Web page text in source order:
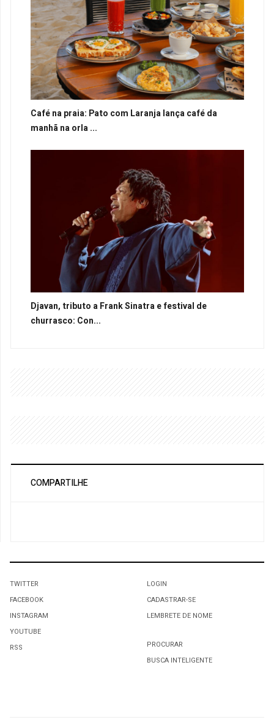
Café na praia: Pato com Laranja lança café da
manhã na orla ...
Djavan, tributo a Frank Sinatra e festival de
churrasco: Con...
COMPARTILHE
TWITTER
FACEBOOK
INSTAGRAM
YOUTUBE
RSS
LOGIN
CADASTRAR-SE
LEMBRETE DE NOME
PROCURAR
BUSCA INTELIGENTE